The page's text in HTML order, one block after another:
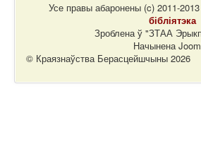
Усе правы абаронены (c) 2011-
бібліятэка
Зроблена ў "ЗТАА
Начынена
© Краязнаўства Берасцейшчыны 2026